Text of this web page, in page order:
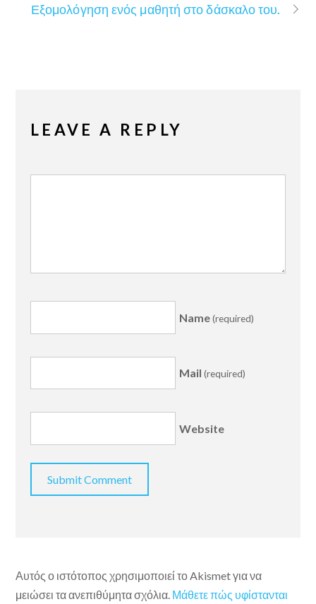
Εξομολόγηση ενός μαθητή στο δάσκαλο του.
LEAVE A REPLY
Name(required)
Mail (required)
Website
Αυτός ο ιστότοπος χρησιμοποιεί το Akismet για να
μειώσει τα ανεπιθύμητα σχόλια. Μάθετε πώς υφίστανται